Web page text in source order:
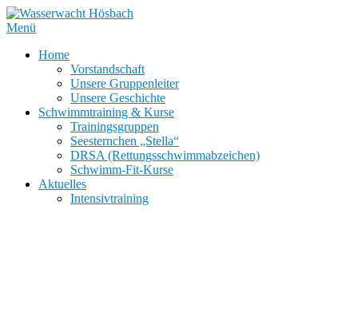
Zum
Inhalt
Menü
Home
Vorstandschaft
Unsere Gruppenleiter
Unsere Geschichte
Schwimmtraining & Kurse
Trainingsgruppen
Seesternchen „Stella“
DRSA (Rettungsschwimmabzeichen)
Schwimm-Fit-Kurse
Aktuelles
Intensivtraining